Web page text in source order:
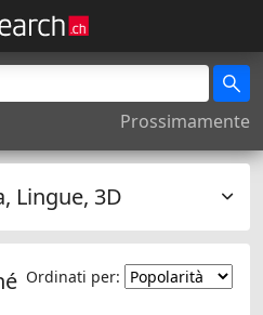
Prossimamente
Lingue, 3D
Ordinati per: